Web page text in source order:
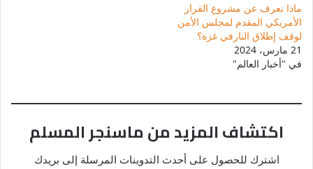
ماذا نعرف عن مشروع القرار
الأمريكي المقدم لمجلس الأمن
لوقف إطلاق النارفي غزة؟
21 مارس، 2024
في "أخبار العالم"
اكتشاف المزيد من ماسنجر المسلم
اشترك للحصول على أحدث التدوينات المرسلة إلى بريدك